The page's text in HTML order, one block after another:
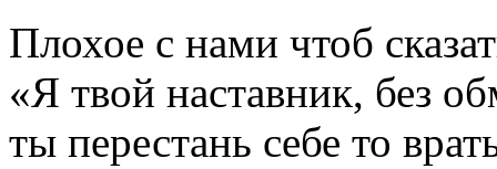
Плохое с нами чтоб
«Я твой наставник, без
ты перестань себе то